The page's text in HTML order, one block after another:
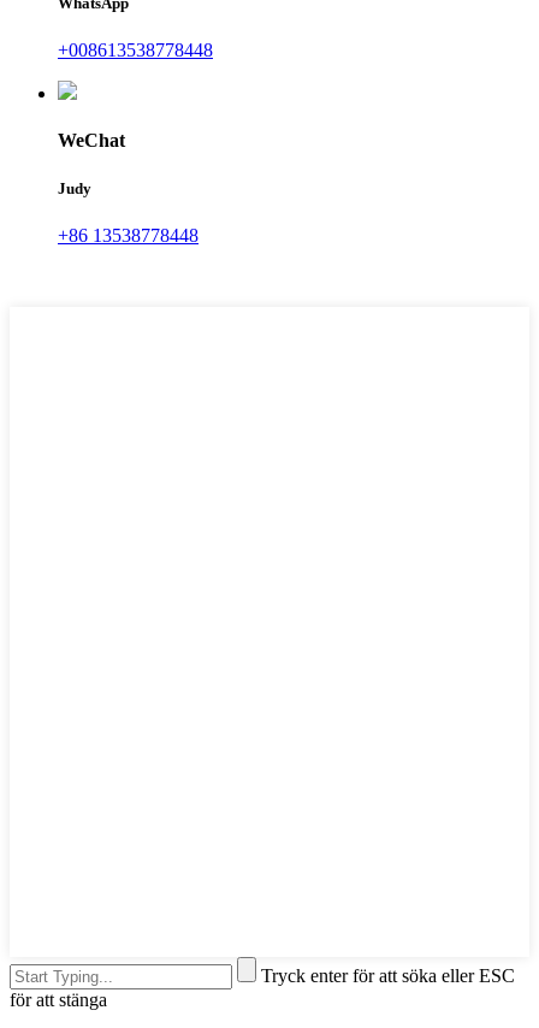
+008613538778448
WeChat
Judy
+86 13538778448
Tryck enter för att söka eller ESC
för att stänga